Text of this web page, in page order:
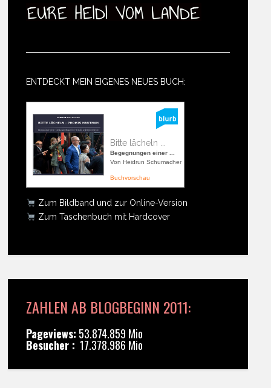
ENTDECKT MEIN EIGENES NEUES BUCH:
Bitte lächeln ...
Begegnungen einer ...
Von Heidrun Schumacher
Buchvorschau
Zum Bildband und zur Online-Version
Zum Taschenbuch mit Hardcover
ZAHLEN AB BLOGBEGINN 2011:
Pageviews: 53.874.859 Mio
Besucher : 17.378.986 Mio